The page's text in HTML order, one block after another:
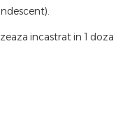
incastrat in 1 doza